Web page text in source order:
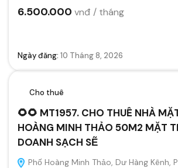
6.500.000 vnđ / tháng
Ngày đăng: 10 Tháng 8, 2026
Cho thuê
🌻🌻 MT1957. CHO THUÊ NHÀ
HOÀNG MINH THẢO 50M2 MẶT
DOANH SẠCH SẼ
Phố Hoàng Minh Thảo, Dư Hàng Kênh,